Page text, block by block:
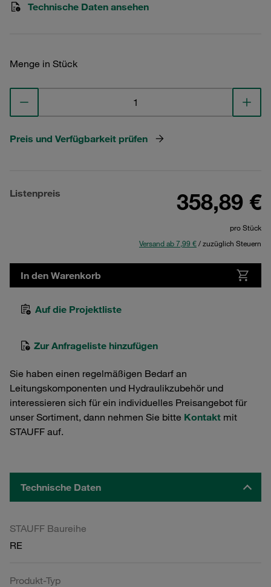
Technische Daten ansehen
Menge in Stück
Preis und Verfügbarkeit prüfen
Listenpreis 358,89 €
pro Stück
Versand ab 7,99 €/ zuzüglich Steuern
In den Warenkorb
Auf die Projektliste
Zur Anfrageliste hinzufügen
Sie haben einen regelmäßigen Bedarf an
Leitungskomponenten und Hydraulikzubehör und
interessieren sich für ein individuelles Preisangebot für
unser Sortiment, dann nehmen Sie bitte Kontakt mit
STAUFF auf.
Technische Daten
STAUFF Baureihe
RE
Produkt-Typ